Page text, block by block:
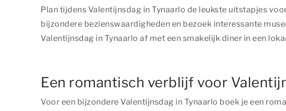
Plan tijdens Valentijnsdag in Tynaarlo de leukste uitstapjes
bijzondere bezienswaardigheden en bezoek interessante
Valentijnsdag in Tynaarlo af met een smakelijk diner in een
Een romantisch verblijf voor
Voor een bijzondere Valentijnsdag in Tynaarlo boek je een